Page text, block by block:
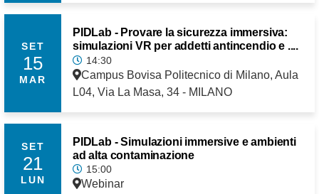
SET
15
MAR
PIDLab - Provare la sicurezza immersiva:
simulazioni VR per addetti antincendio e ....
14:30
Campus Bovisa Politecnico di Milano, Aula
L04, Via La Masa, 34 - MILANO
SET
21
LUN
PIDLab - Simulazioni immersive e ambienti
ad alta contaminazione
15:00
Webinar